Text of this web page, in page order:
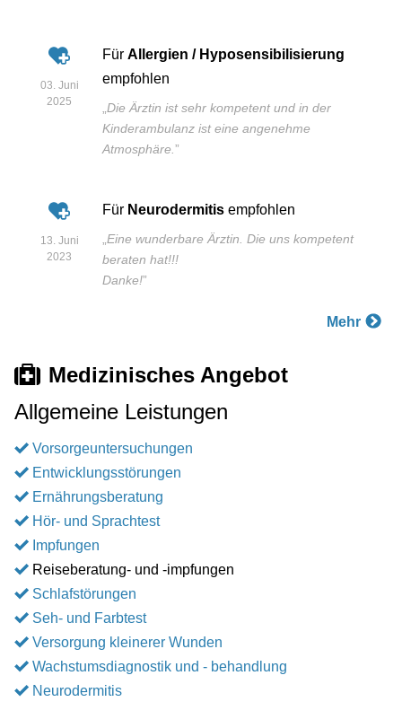
03. Juni
2025
Für Allergien / Hyposensibilisierung
empfohlen
„Die Ärztin ist sehr kompetent und in der
Kinderambulanz ist eine angenehme
Atmosphäre.”
13. Juni
2023
Für Neurodermitis empfohlen
Eine wunderbare Ärztin. Die uns kompetent
beraten hat!!!
Danke!”
Mehr
Medizinisches Angebot
Allgemeine Leistungen
Vorsorgeuntersuchungen
Entwicklungsstörungen
Ernährungsberatung
Hör- und Sprachtest
Impfungen
Reiseberatung- und -impfungen
Schlafstörungen
Seh- und Farbtest
Versorgung kleinerer Wunden
Wachstumsdiagnostik und - behandlung
Neurodermitis